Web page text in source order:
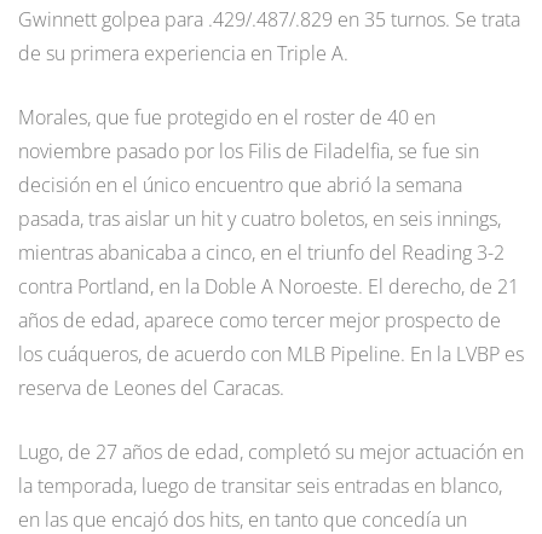
Gwinnett golpea para .429/.487/.829 en 35 turnos. Se trata
de su primera experiencia en Triple A.
Morales, que fue protegido en el roster de 40 en
noviembre pasado por los Filis de Filadelfia, se fue sin
decisión en el único encuentro que abrió la semana
pasada, tras aislar un hit y cuatro boletos, en seis innings,
mientras abanicaba a cinco, en el triunfo del Reading 3-2
contra Portland, en la Doble A Noroeste. El derecho, de 21
años de edad, aparece como tercer mejor prospecto de
los cuáqueros, de acuerdo con MLB Pipeline. En la LVBP es
reserva de Leones del Caracas.
Lugo, de 27 años de edad, completó su mejor actuación en
la temporada, luego de transitar seis entradas en blanco,
en las que encajó dos hits, en tanto que concedía un